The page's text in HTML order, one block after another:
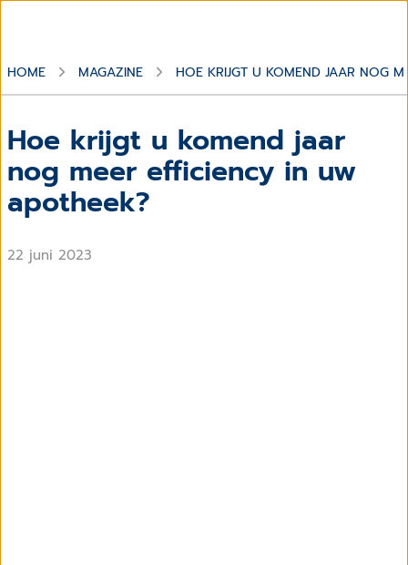
HOME MAGAZINE HOE KRIJGT U KOMEND JAAR NOG
Hoe krijgt u komend jaar
nog meer efficiency in uw
apotheek?
22 juni 2023